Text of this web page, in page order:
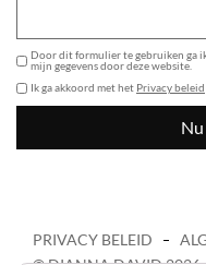
Door dit formulier te gebruiken ga
mijn gegevens door deze website.
Ik ga akkoord met het Privacy beleid
PRIVACY BELEID